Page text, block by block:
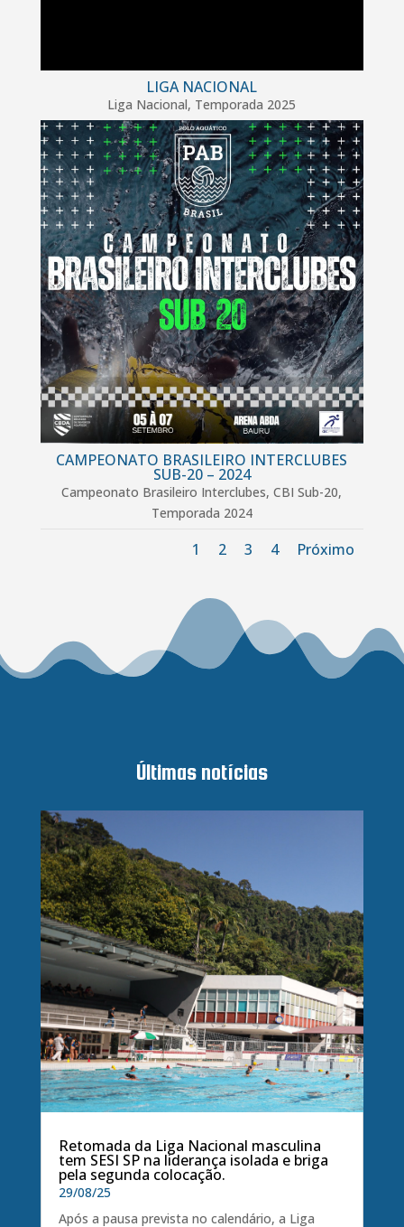
LIGA NACIONAL
Liga Nacional, Temporada 2025
CAMPEONATO BRASILEIRO INTERCLUBES
SUB-20 – 2024
Campeonato Brasileiro Interclubes,CBI Sub-20,
Temporada 2024
1 2 3 4 Próximo
Últimas notícias
Retomada da Liga Nacional masculina
tem SESI SP na liderança isolada e briga
pela segunda colocação.
29/08/25
Após a pausa prevista no calendário, a Liga